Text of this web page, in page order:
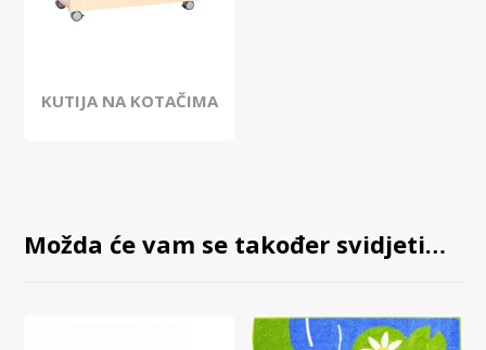
KUTIJA NA KOTAČIMA
Možda će vam se također svidjeti…